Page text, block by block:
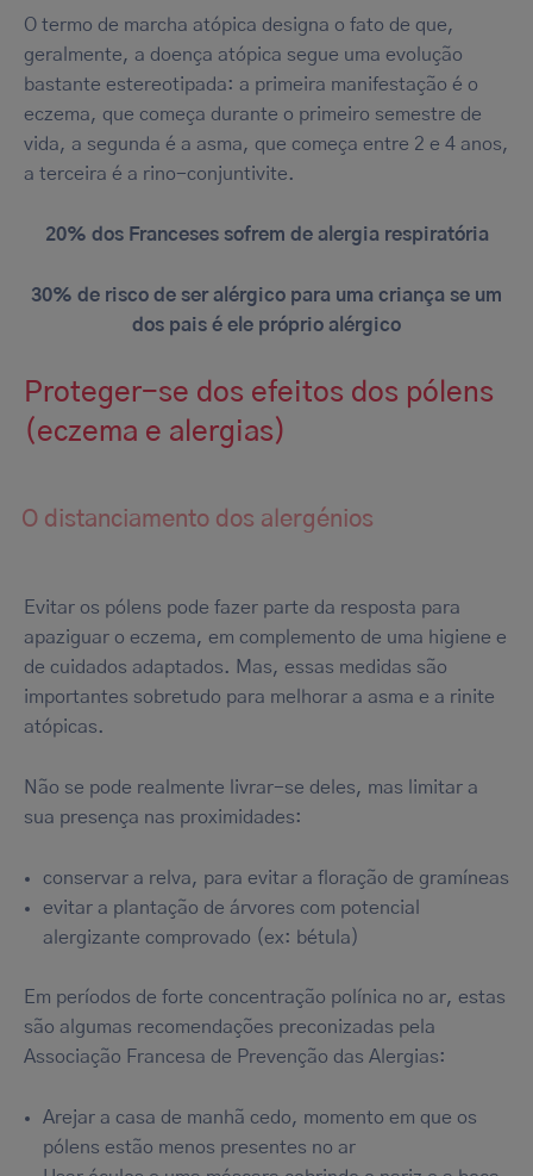
O termo de marcha atópica designa o fato de que,
geralmente, a doença atópica segue uma evolução
bastante estereotipada: a primeira manifestação é o
eczema, que começa durante o primeiro semestre de
vida, a segunda é a asma, que começa entre 2 e 4 anos,
a terceira é a rino-conjuntivite.
20% dos Franceses sofrem de alergia respiratória
30% de risco de ser alérgico para uma criança se um
dos pais é ele próprio alérgico
Proteger-se dos efeitos dos pólens
(eczema e alergias)
O distanciamento dos alergénios
Evitar os pólens pode fazer parte da resposta para
apaziguar o eczema, em complemento de uma higiene e
de cuidados adaptados. Mas, essas medidas são
importantes sobretudo para melhorar a asma e a rinite
atópicas.
Não se pode realmente livrar-se deles, mas limitar a
sua presença nas proximidades:
conservar a relva, para evitar a floração de gramíneas
evitar a plantação de árvores com potencial
alergizante comprovado (ex: bétula)
Em períodos de forte concentração polínica no ar, estas
são algumas recomendações preconizadas pela
Associação Francesa de Prevenção das Alergias:
Arejar a casa de manhã cedo, momento em que os
pólens estão menos presentes no ar